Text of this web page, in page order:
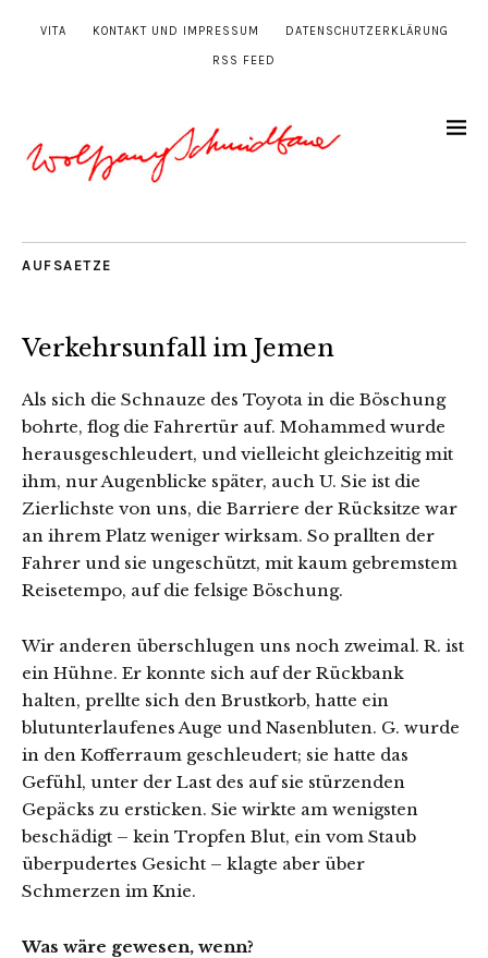
VITA KONTAKT UND IMPRESSUM DATENSCHUTZERKLÄRUNG
RSS FEED
AUFSAETZE
Verkehrsunfall im Jemen
Als sich die Schnauze des Toyota in die Böschung
bohrte, flog die Fahrertür auf. Mohammed wurde
herausgeschleudert, und vielleicht gleichzeitig mit
ihm, nur Augenblicke später, auch U. Sie ist die
Zierlichste von uns, die Barriere der Rücksitze war
an ihrem Platz weniger wirksam. So prallten der
Fahrer und sie ungeschützt, mit kaum gebremstem
Reisetempo, auf die felsige Böschung.
Wir anderen überschlugen uns noch zweimal. R. ist
ein Hühne. Er konnte sich auf der Rückbank
halten, prellte sich den Brustkorb, hatte ein
blutunterlaufenes Auge und Nasenbluten. G. wurde
in den Kofferraum geschleudert; sie hatte das
Gefühl, unter der Last des auf sie stürzenden
Gepäcks zu ersticken. Sie wirkte am wenigsten
beschädigt – kein Tropfen Blut, ein vom Staub
überpudertes Gesicht – klagte aber über
Schmerzen im Knie.
Was wäre gewesen, wenn?